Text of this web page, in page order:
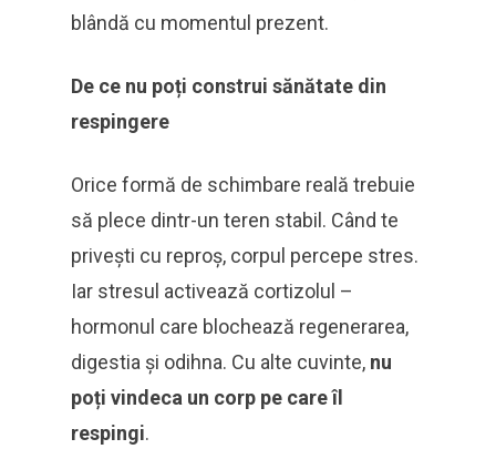
blândă cu momentul prezent.
De ce nu poți construi sănătate din
respingere
Orice formă de schimbare reală trebuie
să plece dintr-un teren stabil. Când te
privești cu reproș, corpul percepe stres.
Iar stresul activează cortizolul –
hormonul care blochează regenerarea,
digestia și odihna. Cu alte cuvinte, nu
poți vindeca un corp pe care îl
respingi.